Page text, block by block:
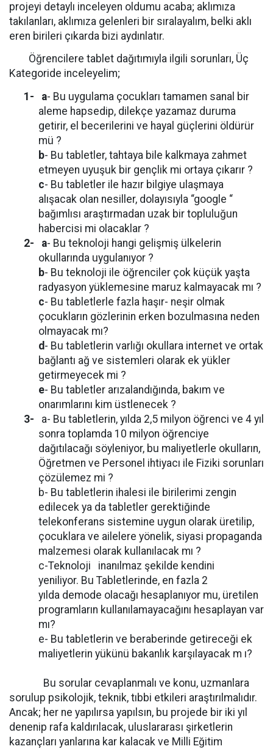
projeyi detaylı inceleyen oldumu acaba; aklımıza
takılanları, aklımıza gelenleri bir sıralayalım, belki aklı
eren birileri çıkarda bizi aydınlatır.
Öğrencilere tablet dağıtımıyla ilgili sorunları, Üç
Kategoride inceleyelim;
1-
a- Bu uygulama çocukları tamamen sanal bir
aleme hapsedip, dilekçe yazamaz duruma
getirir, el becerilerini ve hayal güçlerini öldürür
mü ?
b- Bu tabletler, tahtaya bile kalkmaya zahmet
etmeyen uyuşuk bir gençlik mi ortaya çıkarır ?
c- Bu tabletler ile hazır bilgiye ulaşmaya
alışacak olan nesiller, dolayısıyla “google “
bağımlısı araştırmadan uzak bir topluluğun
habercisi mi olacaklar ?
2-
a- Bu teknoloji hangi gelişmiş ülkelerin
okullarında uygulanıyor ?
b- Bu teknoloji ile öğrenciler çok küçük yaşta
radyasyon yüklemesine maruz kalmayacak mı ?
c- Bu tabletlerle fazla haşır- neşir olmak
çocukların gözlerinin erken bozulmasına neden
olmayacak mı?
d - Bu tabletlerin varlığı okullara internet ve ortak
bağlantı ağ ve sistemleri olarak ek yükler
getirmeyecek mi ?
e- Bu tabletler arızalandığında, bakım ve
onarımlarını kim üstlenecek ?
3-
a- Bu tabletlerin, yılda 2,5 milyon öğrenci ve 4 yıl
sonra toplamda 10 milyon öğrenciye
dağıtılacağı söyleniyor, bu maliyetlerle okulların,
Öğretmen ve Personel ihtiyacı ile Fiziki sorunları
çözülemez mi ?
b- Bu tabletlerin ihalesi ile birilerimi zengin
edilecek ya da tabletler gerektiğinde
telekonferans sistemine uygun olarak üretilip,
çocuklara ve ailelere yönelik, siyasi propaganda
malzemesi olarak kullanılacak mı ?
c-Teknoloji inanılmaz şekilde kendini
yeniliyor. Bu Tabletlerinde, en fazla 2
yılda demode olacağı hesaplanıyor mu, üretilen
programların kullanılamayacağını hesaplayan var
mı?
e- Bu tabletlerin ve beraberinde getireceği ek
maliyetlerin yükünü bakanlık karşılayacak m ı?
Bu sorular cevaplanmalı ve konu, uzmanlara
sorulup psikolojik, teknik, tıbbi etkileri araştırılmalıdır.
Ancak; her ne yapılırsa yapılsın, bu projede bir iki yıl
denenip rafa kaldırılacak, uluslararası şirketlerin
kazançları yanlarına kar kalacak ve Milli Eğitim